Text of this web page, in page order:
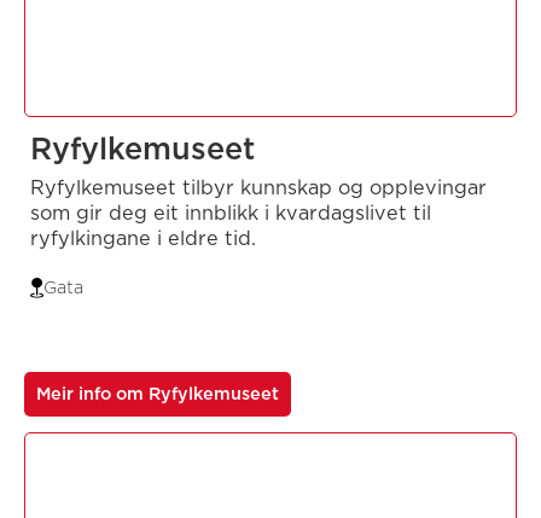
Ryfylkemuseet
Ryfylkemuseet tilbyr kunnskap og opplevingar
som gir deg eit innblikk i kvardagslivet til
ryfylkingane i eldre tid.
Gata
Meir info om Ryfylkemuseet